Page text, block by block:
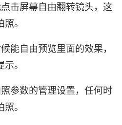
击屏幕自由翻转镜头，这
。
能自由预览里面的效果，
。
参数的管理设置，任何时
。